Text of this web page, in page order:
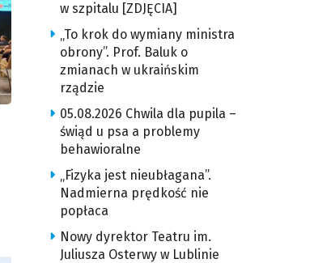
w szpitalu [ZDJĘCIA]
„To krok do wymiany ministra
obrony”. Prof. Baluk o
zmianach w ukraińskim
rządzie
05.08.2026 Chwila dla pupila –
świąd u psa a problemy
behawioralne
„Fizyka jest nieubłagana”.
Nadmierna prędkość nie
popłaca
Nowy dyrektor Teatru im.
Juliusza Osterwy w Lublinie